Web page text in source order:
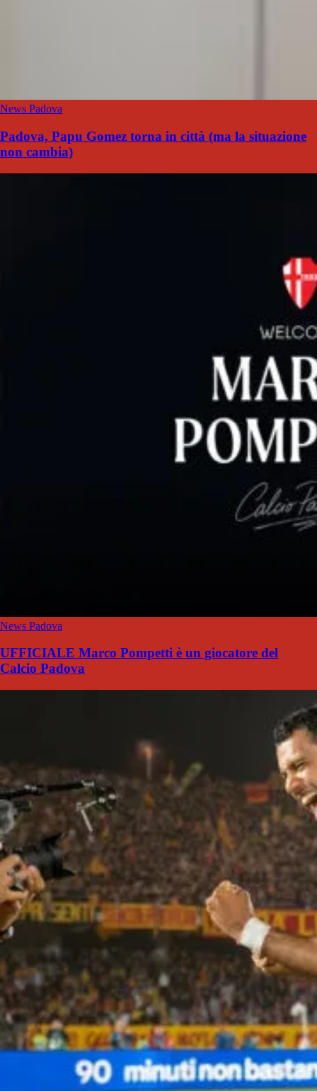
News Padova
Padova, Papu Gomez torna in città (ma la situazione
non cambia)
News Padova
UFFICIALE Marco Pompetti è un giocatore del
Calcio Padova